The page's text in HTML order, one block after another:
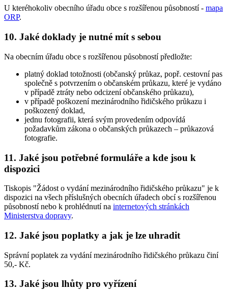
U kteréhokoliv obecního úřadu obce s rozšířenou působností - mapa
ORP.
10. Jaké doklady je nutné mít s sebou
Na obecním úřadu obce s rozšířenou působností předložte:
platný doklad totožnosti (občanský průkaz, popř. cestovní pas
společně s potvrzením o občanském průkazu, které je vydáno
v případě ztráty nebo odcizení občanského průkazu),
v případě poškození mezinárodního řidičského průkazu i
poškozený doklad,
jednu fotografii, která svým provedením odpovídá
požadavkům zákona o občanských průkazech – průkazová
fotografie.
11. Jaké jsou potřebné formuláře a kde jsou k
dispozici
Tiskopis "Žádost o vydání mezinárodního řidičského průkazu" je k
dispozici na všech příslušných obecních úřadech obcí s rozšířenou
působností nebo k prohlédnutí na internetových stránkách
Ministerstva dopravy.
12. Jaké jsou poplatky a jak je lze uhradit
Správní poplatek za vydání mezinárodního řidičského průkazu činí
50,- Kč.
13. Jaké jsou lhůty pro vyřízení